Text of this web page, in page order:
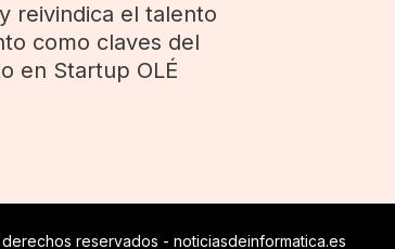
reivindica el talento
como claves del
en Startup OLÉ
reservados - noticiasdeinformatica.es